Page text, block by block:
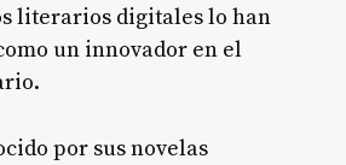
literarios digitales lo han
un innovador en el
por sus novelas